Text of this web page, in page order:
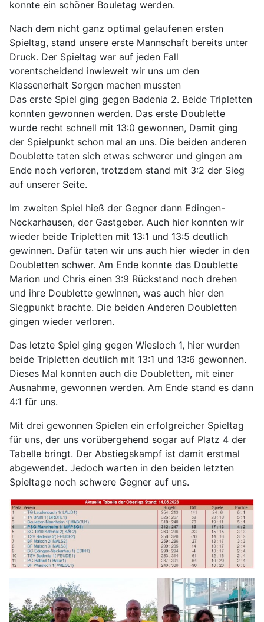
konnte ein schöner Bouletag werden.
Nach dem nicht ganz optimal gelaufenen ersten
Spieltag, stand unsere erste Mannschaft bereits unter
Druck. Der Spieltag war auf jeden Fall
vorentscheidend inwieweit wir uns um den
Klassenerhalt Sorgen machen mussten
Das erste Spiel ging gegen Badenia 2. Beide Tripletten
konnten gewonnen werden. Das erste Doublette
wurde recht schnell mit 13:0 gewonnen, Damit ging
der Spielpunkt schon mal an uns. Die beiden anderen
Doublette taten sich etwas schwerer und gingen am
Ende noch verloren, trotzdem stand mit 3:2 der Sieg
auf unserer Seite.
Im zweiten Spiel hieß der Gegner dann Edingen-
Neckarhausen, der Gastgeber. Auch hier konnten wir
wieder beide Tripletten mit 13:1 und 13:5 deutlich
gewinnen. Dafür taten wir uns auch hier wieder in den
Doubletten schwer. Am Ende konnte das Doublette
Marion und Chris einen 3:9 Rückstand noch drehen
und ihre Doublette gewinnen, was auch hier den
Siegpunkt brachte. Die beiden Anderen Doubletten
gingen wieder verloren.
Das letzte Spiel ging gegen Wiesloch 1, hier wurden
beide Tripletten deutlich mit 13:1 und 13:6 gewonnen.
Dieses Mal konnten auch die Doubletten, mit einer
Ausnahme, gewonnen werden. Am Ende stand es dann
4:1 für uns.
Mit drei gewonnen Spielen ein erfolgreicher Spieltag
für uns, der uns vorübergehend sogar auf Platz 4 der
Tabelle bringt. Der Abstiegskampf ist damit erstmal
abgewendet. Jedoch warten in den beiden letzten
Spieltage noch schwere Gegner auf uns.